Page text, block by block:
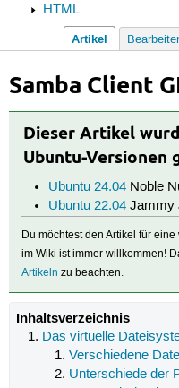
HTML
Artikel
Samba Client
Dieser Artikel
Ubuntu-Versionen
Ubuntu 24.04Noble
Ubuntu 22.04Jammy
Du möchtest den Artikel für
im Wiki ist immer willkommen!
Artikeln zu beachten.
Inhaltsverzeichnis
Das virtuelle
Verschiedene
Unterschiede der